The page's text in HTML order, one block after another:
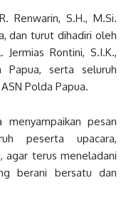
Renwarin, S.H., M.Si.
dan turut dihadiri oleh
Rontini, S.I.K.,
Papua, serta seluruh
Polda Papua.
menyampaikan pesan
peserta upacara,
agar terus meneladani
berani bersatu dan